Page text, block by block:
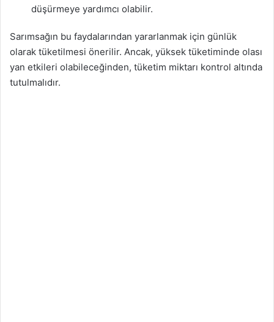
düşürmeye yardımcı olabilir.
Sarımsağın bu faydalarından yararlanmak için günlük
olarak tüketilmesi önerilir. Ancak, yüksek tüketiminde olası
yan etkileri olabileceğinden, tüketim miktarı kontrol altında
tutulmalıdır.